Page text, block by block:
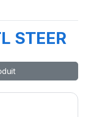
STEER